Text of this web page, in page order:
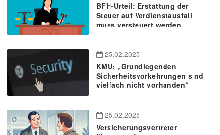
BFH-Urteil: Erstattung der
Steuer auf Verdienstausfall
muss versteuert werden
25.02.2025
KMU: „Grundlegenden
Sicherheitsvorkehrungen sind
vielfach nicht vorhanden“
25.02.2025
Versicherungsvertreter